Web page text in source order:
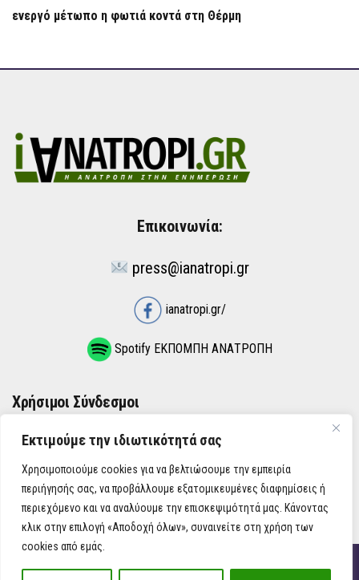
Εκτιμούμε την ιδιωτικότητά σας
Χρησιμοποιούμε cookies για να βελτιώσουμε την εμπειρία
περιήγησής σας, να προβάλλουμε εξατομικευμένες διαφημίσεις ή
περιεχόμενο και να αναλύουμε την επισκεψιμότητά μας. Κάνοντας
κλικ στην επιλογή «Αποδοχή όλων», συναινείτε στη χρήση των
cookies από εμάς.
ενεργό μέτωπο η φωτιά κοντά στη Θέρμη
Επικοινωνία:
press@ianatropi.gr
ianatropi.gr/
Spotify ΕΚΠΟΜΠΗ ΑΝΑΤΡΟΠΗ
Χρήσιμοι Σύνδεσμοι
ΌΡΟΙ ΧΡΉΣΗΣ
ΠΟΛΙΤΙΚΉ ΑΠΟΡΡΉΤΟΥ
iAnatropi ©